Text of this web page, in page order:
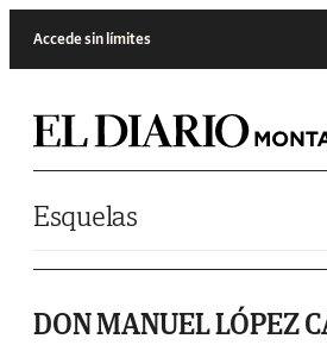
Accede sin límites
Esquelas
DON MANUEL LÓPEZ